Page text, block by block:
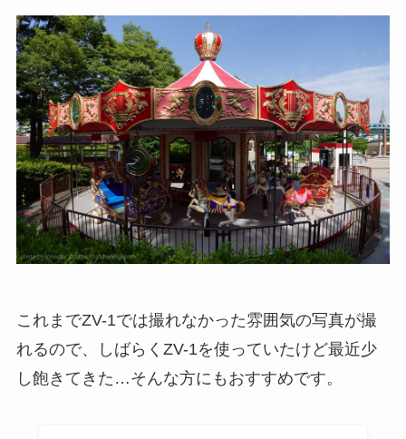
これまでZV-1では撮れなかった雰囲気の写真が撮
れるので、しばらくZV-1を使っていたけど最近少
し飽きてきた…そんな方にもおすすめです。